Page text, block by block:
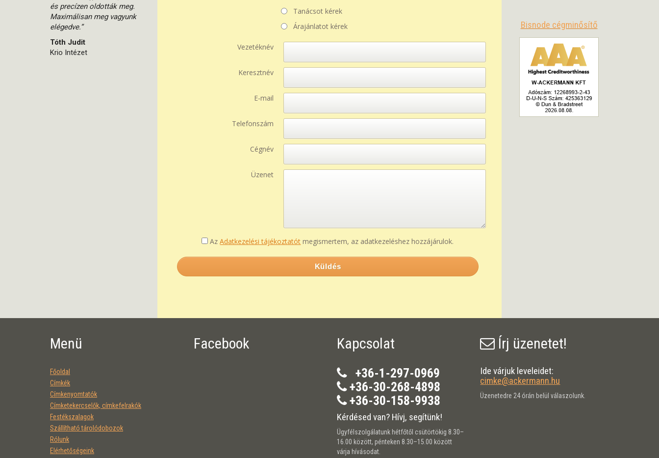
és precízen oldották meg.
Maximálisan meg vagyunk
elégedve.”
Tóth Judit
Krio Intézet
Tanácsot kérek
Árajánlatot kérek
Vezetéknév
Keresztnév
E-mail
Telefonszám
Cégnév
Üzenet
AzAdatkezelési tájékoztatót megismertem, az adatkezeléshez hozzájárulok.
Küldés
Bisnode cégminősítő
Menü
Főoldal
Címkék
Címkenyomtatók
Címketekercselők, címkefelrakók
Festékszalagok
Szállítható tárolódobozok
Rólunk
Elérhetőségeink
Facebook Kapcsolat
+36-1-297-0969
+36-30-268-4898
+36-30-158-9938
Kérdésed van? Hívj, segítünk!
Ügyfélszolgálatunk hétfőtől csütörtökig 8.30–
16.00 között, pénteken 8.30–15.00 között
várja hívásodat.
Írj üzenetet!
Ide várjuk leveleidet:
cimke@ackermann.hu
Üzenetedre 24 órán belül válaszolunk.